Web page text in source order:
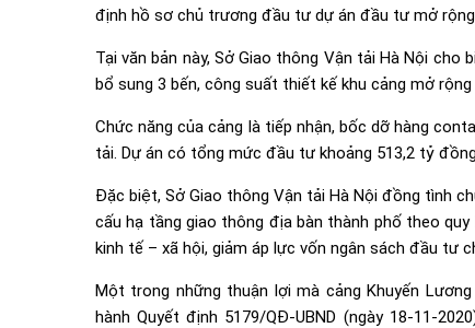
định hồ sơ chủ trương đầu tư dự án đầu tư mở
Tại văn bản này, Sở Giao thông Vận tải Hà Nội
bổ sung 3 bến, công suất thiết kế khu cảng mở
Chức năng của cảng là tiếp nhận, bốc dỡ hàng
tải. Dự án có tổng mức đầu tư khoảng 513,2 tỷ đồng.
Đặc biệt, Sở Giao thông Vận tải Hà Nội đồng tình
cấu hạ tầng giao thông địa bàn thành phố theo
kinh tế – xã hội, giảm áp lực vốn ngân sách đầu tư
Một trong những thuận lợi mà cảng Khuyến
hành Quyết định 5179/QĐ-UBND (ngày 18-11-